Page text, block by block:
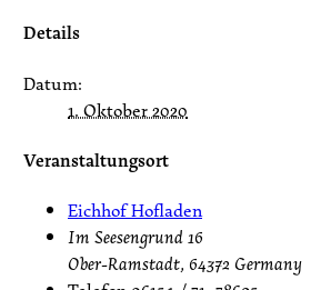
Details
Datum:
1. Oktober 2020
Veranstaltungsort
Eichhof Hofladen
Im Seesengrund 16
Ober-Ramstadt, 64372 Germany